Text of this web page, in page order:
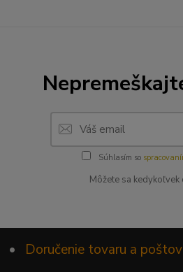
Súhlasím so
Môžete sa
• Doručenie tovaru a